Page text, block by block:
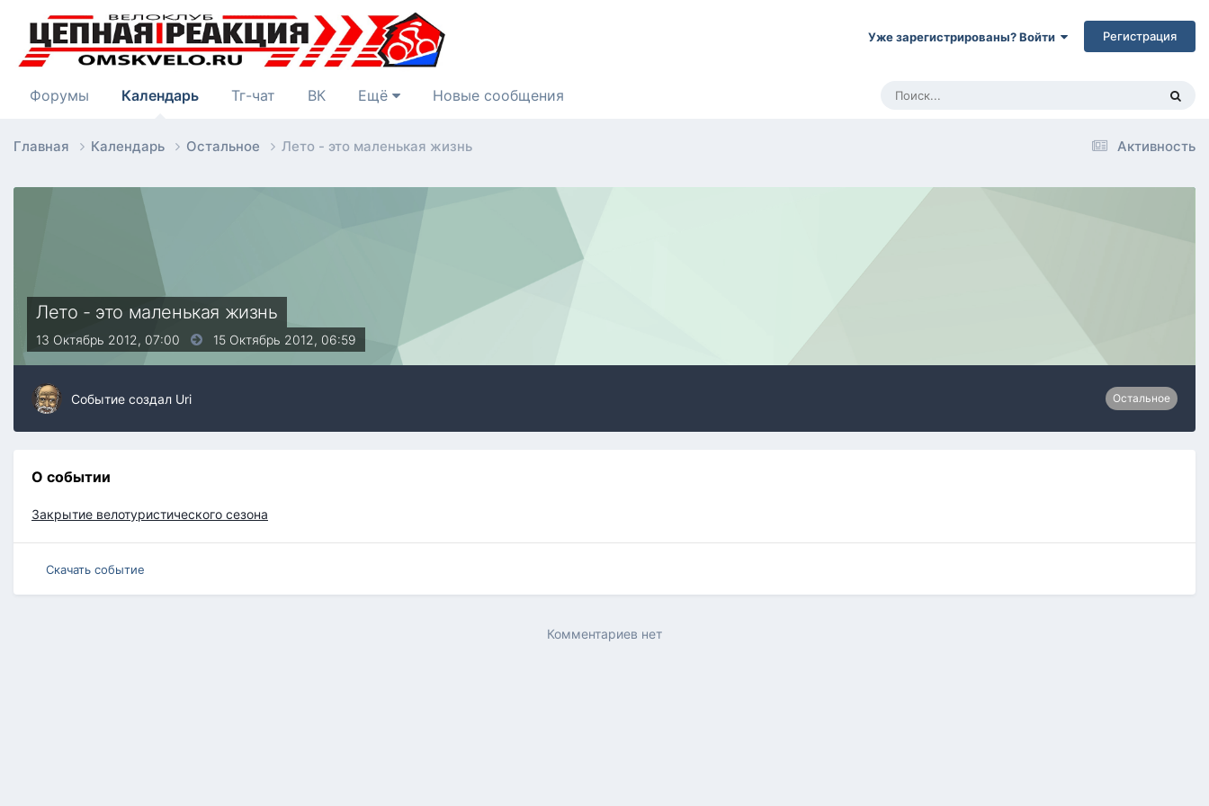
Уже зарегистрированы? Войти Регистрация
Форумы Календарь Тг-чат ВК Ещё Новые сообщения
Активность
Главная Календарь Остальное Лето - это маленькая жизнь
Лето - это маленькая жизнь
13 Октябрь 2012, 07:00 15 Октябрь 2012, 06:59
Событие создал Uri Остальное
О событии
Закрытие велотуристического сезона
Скачать событие
Комментариев нет